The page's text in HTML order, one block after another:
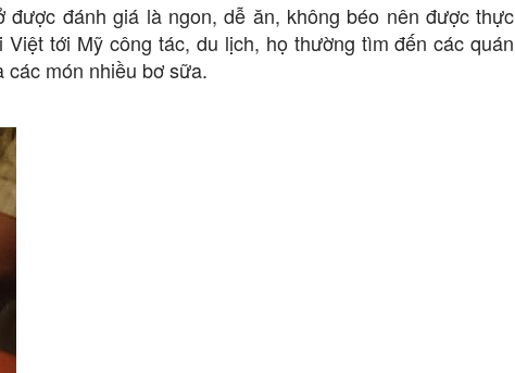
đánh giá là ngon, dễ ăn, không béo nên được thực
tới Mỹ công tác, du lịch, họ thường tìm đến các quán
các món nhiều bơ sữa.